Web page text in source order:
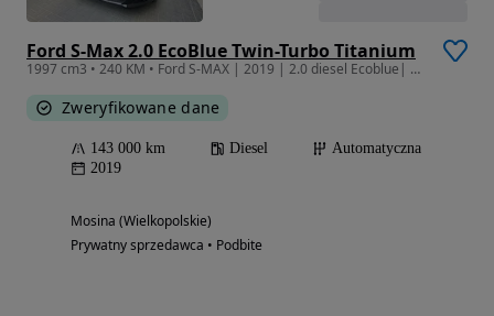
Ford S-Max 2.0 EcoBlue Twin-Turbo Titanium
1997 cm3 • 240 KM • Ford S-MAX | 2019 | 2.0 diesel Ecoblue| 240 KM
Zweryfikowane dane
143 000 km Diesel
Automatyczna
2019
Mosina (Wielkopolskie)
Prywatny sprzedawca • Podbite